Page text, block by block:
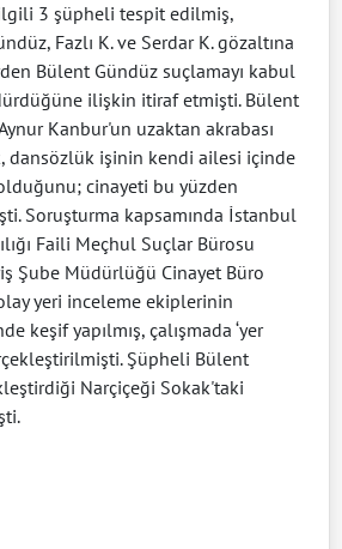
3 şüpheli tespit edilmiş,
Fazlı K. ve Serdar K. gözaltına
Bülent Gündüz suçlamayı kabul
ilişkin itiraf etmişti. Bülent
Kanbur'un uzaktan akrabası
dansözlük işinin kendi ailesi içinde
cinayeti bu yüzden
Soruşturma kapsamında İstanbul
Faili Meçhul Suçlar Bürosu
Şube Müdürlüğü Cinayet Büro
yeri inceleme ekiplerinin
keşif yapılmış, çalışmada ‘yer
Şüpheli Bülent
Narçiçeği Sokak'taki